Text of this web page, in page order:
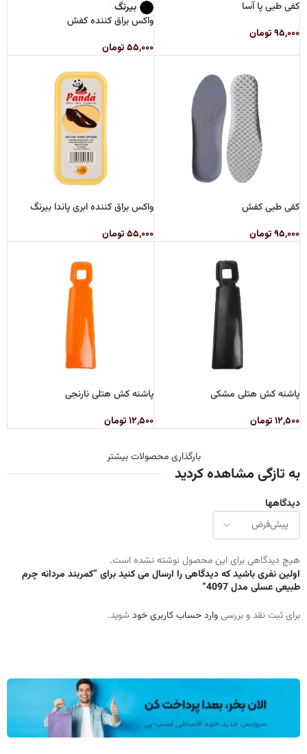
کفی طبی پا آسا
۹۵,۰۰۰تومان
بیرنگ
واکس براق کننده کفش
۵۵,۰۰۰ تومان
کفی طبی کفش
۹۵,۰۰۰تومان
واکس براق کننده ابری پاندا بیرنگ
۵۵,۰۰۰ تومان
پاشنه کش هتلی مشکی
۱۲,۵۰۰تومان
پاشنه کش هتلی نارنجی
۱۲,۵۰۰ تومان
بارگذاری محصولات بیشتر
به تازگی مشاهده کردید
دیدگاهها
هیچ دیدگاهی برای این محصول نوشته نشده است.
اولین نفری باشید که دیدگاهی را ارسال می کنید برای “کمربند مردانه چرم
طبیعی عسلی مدل 4097”
برای ثبت نقد و بررسیوارد حساب کاربری خودشوید.